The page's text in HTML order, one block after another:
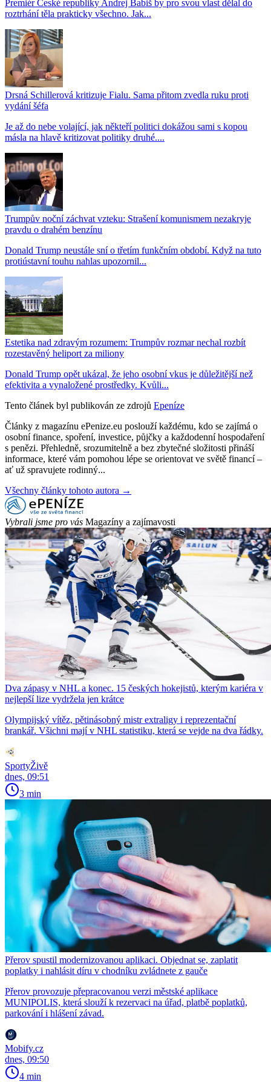
Premiér České republiky Andrej Babiš by pro svou vlast dělal do
roztrhání těla prakticky všechno. Jak...
Drsná Schillerová kritizuje Fialu. Sama přitom zvedla ruku proti
vydání šéfa
Je až do nebe volající, jak někteří politici dokážou sami s kopou
másla na hlavě kritizovat politiky druhé....
Trumpův noční záchvat vzteku: Strašení komunismem nezakryje
pravdu o drahém benzínu
Donald Trump neustále sní o třetím funkčním období. Když na tuto
protiústavní touhu nahlas upozornil...
Estetika nad zdravým rozumem: Trumpův rozmar nechal rozbít
rozestavěný heliport za miliony
Donald Trump opět ukázal, že jeho osobní vkus je důležitější než
efektivita a vynaložené prostředky. Kvůli...
Tento článek byl publikován ze zdrojů Epeníze
Články z magazínu ePenize.eu poslouží každému, kdo se zajímá o
osobní finance, spoření, investice, půjčky a každodenní hospodaření
s penězi. Přehledně, srozumitelně a bez zbytečné složitosti přináší
informace, které vám pomohou lépe se orientovat ve světě financí –
ať už spravujete rodinný...
Všechny články tohoto autora →
Vybrali jsme pro vás Magazíny a zajímavosti
Dva zápasy v NHL a konec. 15 českých hokejistů, kterým kariéra v
nejlepší lize vydržela jen krátce
Olympijský vítěz, pětinásobný mistr extraligy i reprezentační
brankář. Všichni mají v NHL statistiku, která se vejde na dva řádky.
SportyŽivě
dnes, 09:51
3 min
Přerov spustil modernizovanou aplikaci. Objednat se, zaplatit
poplatky i nahlásit díru v chodníku zvládnete z gauče
Přerov provozuje přepracovanou verzi městské aplikace
MUNIPOLIS, která slouží k rezervaci na úřad, platbě poplatků,
parkování i hlášení závad.
Mobify.cz
dnes, 09:50
4 min